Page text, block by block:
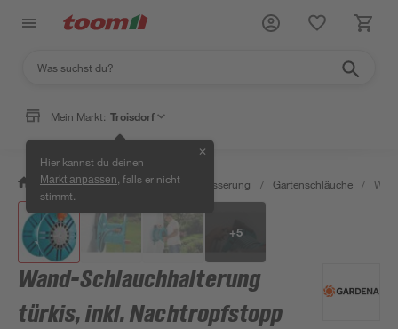
Mein Markt: Troisdorf
Hier kannst du deinen
Markt anpassen , falls er nicht
stimmt.
✕
/ Garten & Freizeit / Gartenbewässerung / Gartenschläuche /
+5
Wand-Schlauchhalterung
türkis, inkl. Nachtropfstopp